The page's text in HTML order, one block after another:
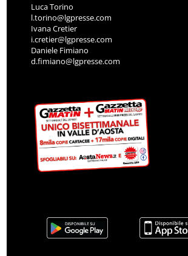
Luca Torino
l.torino@lgpresse.com
Ivana Cretier
i.cretier@lgpresse.com
Daniele Fimiano
d.fimiano@lgpresse.com